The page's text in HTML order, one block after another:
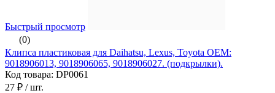
Быстрый просмотр
(0)
Клипса пластиковая для Daihatsu, Lexus, Toyota ОЕМ:
9018906013, 9018906065, 9018906027. (подкрылки).
Код товара: DP0061
27 ₽ / шт.